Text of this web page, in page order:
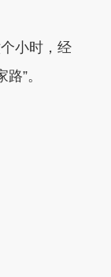
小时，经
”。